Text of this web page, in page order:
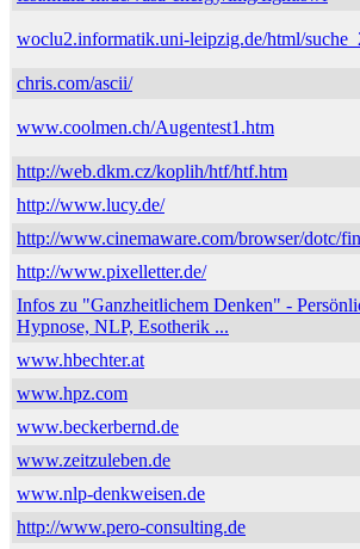
woclu2.informatik.uni-leipzig.de/html/
chris.com/ascii/
www.coolmen.ch/Augentest1.htm
http://web.dkm.cz/koplih/htf/htf.htm
http://www.lucy.de/
http://www.cinemaware.com/browser/dotc/
http://www.pixelletter.de/
Infos zu "Ganzheitlichem Denken" -
Hypnose, NLP, Esotherik ...
www.hbechter.at
www.hpz.com
www.beckerbernd.de
www.zeitzuleben.de
www.nlp-denkweisen.de
http://www.pero-consulting.de